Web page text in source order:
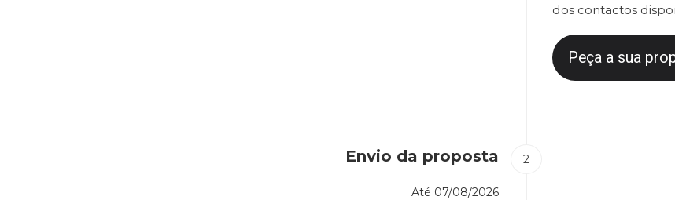
dos contactos
Peça a sua
Envio da proposta
Até 07/08/2026